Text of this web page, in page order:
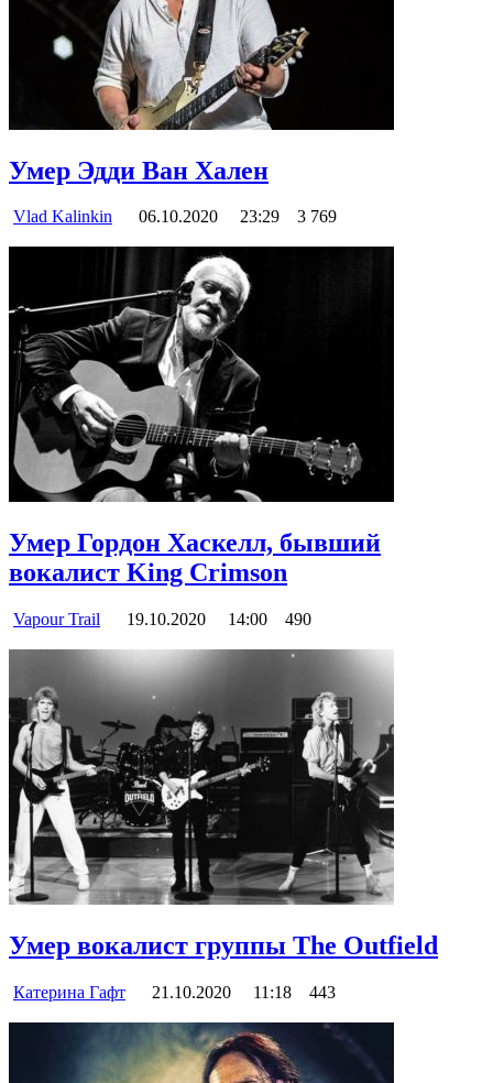
Умер Эдди Ван Хален
Vlad Kalinkin 06.10.2020 23:29 3 769
Умер Гордон Хаскелл, бывший
вокалист King Crimson
Vapour Trail 19.10.2020 14:00 490
Умер вокалист группы The Outfield
Катерина Гафт 21.10.2020 11:18 443